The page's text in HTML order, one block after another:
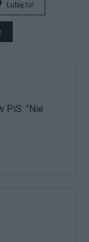
Lubię to!
PiS. "Nie